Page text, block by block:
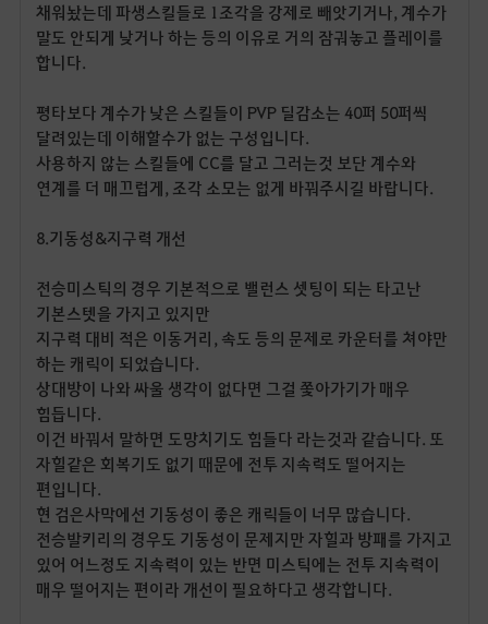
채워놨는데 파생스킬들로 1 조각을 강제로 빼앗기거나, 계수가
말도 안되게 낮거나 하는 등의 이유로 거의 잠궈놓고 플레이를
합니다.
평타보다 계수가 낮은 스킬들이 PVP 딜감소는 40퍼 50퍼씩
달려있는데 이해할수가 없는 구성입니다.
사용하지 않는 스킬들에 CC를 달고 그러는것 보단 계수와
연계를 더 매끄럽게, 조각 소모는 없게 바꿔주시길 바랍니다.
8.기동성&지구력 개선
전승미스틱의 경우 기본적으로 밸런스 셋팅이 되는 타고난
기본스텟을 가지고 있지만
지구력 대비 적은 이동거리 , 속도 등의 문제로 카운터를 쳐야만
하는 캐릭이 되었습니다.
상대방이 나와 싸울 생각이 없다면 그걸 쫓아가기가 매우
힘듭니다.
이건 바꿔서 말하면 도망치기도 힘들다 라는것과 같습니다. 또
자힐같은 회복기도 없기 때문에 전투 지속력도 떨어지는
편입니다.
현 검은사막에선 기동성이 좋은 캐릭들이 너무 많습니다.
전승발키리의 경우도 기동성이 문제지만 자힐과 방패를 가지고
있어 어느정도 지속력이 있는 반면 미스틱에는 전투 지속력이
매우 떨어지는 편이라 개선이 필요하다고 생각합니다.